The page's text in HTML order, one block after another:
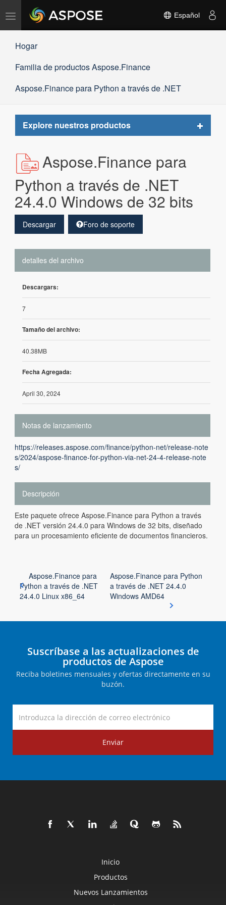
Alternar
navegación
Español
Hogar
Familia de productos Aspose.Finance
Aspose.Finance para Python a través de .NET
Explore nuestros productos
Toggle
Aspose.Finance para
Python a través de .NET
24.4.0 Windows de 32 bits
Descargar Foro de soporte
detalles del archivo
Descargars:
7
Tamaño del archivo:
40.38MB
Fecha Agregada:
April 30, 2024
Notas de lanzamiento
https://releases.aspose.com/finance/python-net/release-note
s/2024/aspose-finance-for-python-via-net-24-4-release-note
s/
Descripción
Este paquete ofrece Aspose.Finance para Python a través
de .NET versión 24.4.0 para Windows de 32 bits, diseñado
para un procesamiento eficiente de documentos financieros.
Aspose.Finance para
Python a través de .NET
24.4.0 Linux x86_64
Aspose.Finance para Python
a través de .NET 24.4.0
Windows AMD64
Suscríbase a las actualizaciones de
productos de Aspose
Reciba boletines mensuales y ofertas directamente en su
buzón.
Enviar
Inicio
Productos
Nuevos Lanzamientos